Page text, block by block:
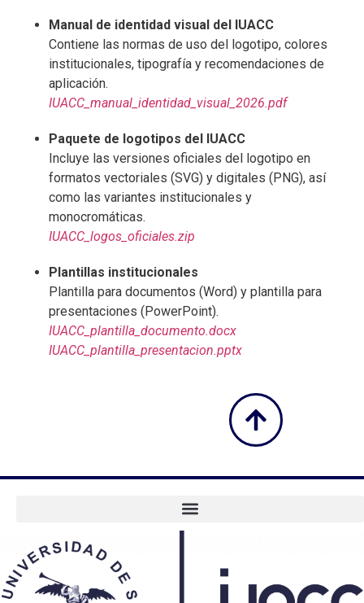
Manual de identidad visual del IUACC
Contiene las normas de uso del logotipo, colores
institucionales, tipografía y recomendaciones de
aplicación.
IUACC_manual_identidad_visual_2026.pdf
Paquete de logotipos del IUACC
Incluye las versiones oficiales del logotipo en
formatos vectoriales (SVG) y digitales (PNG), así
como las variantes institucionales y
monocromáticas.
IUACC_logos_oficiales.zip
Plantillas institucionales
Plantilla para documentos (Word) y plantilla para
presentaciones (PowerPoint).
IUACC_plantilla_documento.docx
IUACC_plantilla_presentacion.pptx